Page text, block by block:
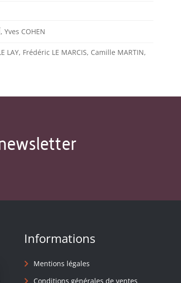
Yves COHEN
LAY, Frédéric LE MARCIS, Camille MARTIN,
Informations
Mentions légales
Conditions générales de ventes